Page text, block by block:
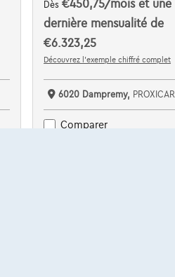
Dès€450,75/moiset une
dernière mensualité de
€6.323,25
Découvrez l’exemple chiffré complet
6020 Dampremy, PROXICAR
Comparer